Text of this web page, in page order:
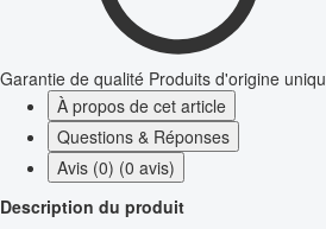
Garantie de qualité Produits d'origine
À propos de cet article
Questions & Réponses
Avis (0) (0 avis)
Description du produit